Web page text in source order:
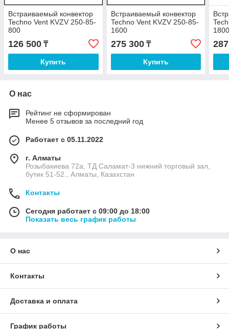
Встраиваемый конвектор
Techno Vent KVZV 250-85-
800
126 500 ₸
Купить
Встраиваемый конвектор
Techno Vent KVZV 250-85-
1600
275 300₸
Купить
О нас
Рейтинг не сформирован
Менее 5 отзывов за последний год
Работает с 05.11.2022
г. Алматы
Розыбакиева 72а, ТД Саламат-3 нижний торговый зал,
бутик 51-52., Алматы, Казахстан
Контакты
Сегодня работает с 09:00 до 18:00
Показать весь график работы
О нас
Контакты
Доставка и оплата
График работы